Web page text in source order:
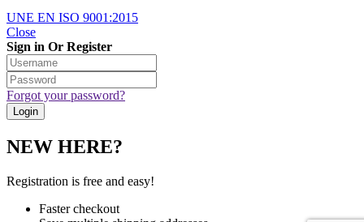
UNE EN ISO 9001:2015
Close
Sign in Or Register
Forgot your password?
NEW HERE?
Registration is free and easy!
Faster checkout